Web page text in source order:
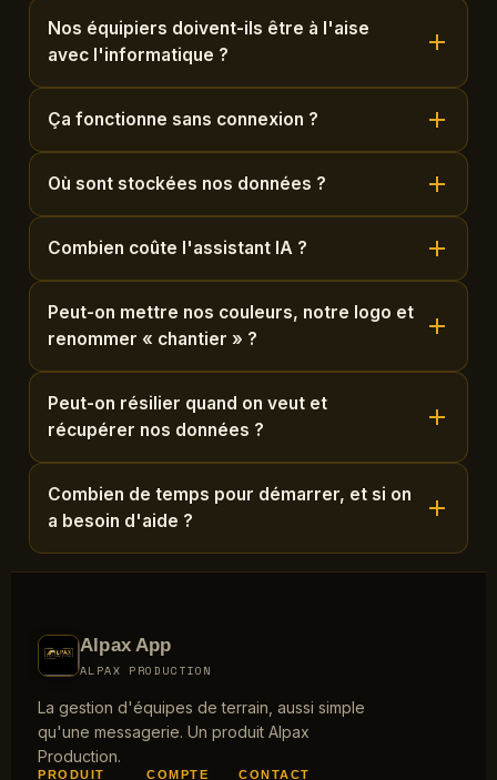
Nos équipiers doivent-ils être à l'aise
avec l'informatique ?
Ça fonctionne sans connexion ?
Où sont stockées nos données ?
Combien coûte l'assistant IA ?
Peut-on mettre nos couleurs, notre logo et
renommer « chantier » ?
Peut-on résilier quand on veut et
récupérer nos données ?
Combien de temps pour démarrer, et si on
a besoin d'aide ?
Alpax App
ALPAX PRODUCTION
La gestion d'équipes de terrain, aussi simple
qu'une messagerie. Un produit Alpax
Production.
PRODUIT COMPTE CONTACT